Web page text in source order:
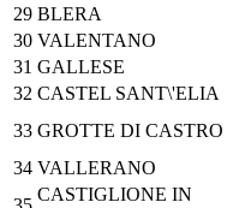
29 BLERA
30 VALENTANO
31 GALLESE
32 CASTEL SANT\'ELIA
33 GROTTE DI CASTRO
34 VALLERANO
CASTIGLIONE IN